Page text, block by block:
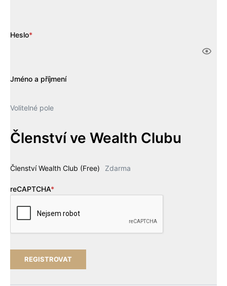
Heslo*
Jméno a příjmení
Volitelné pole
Členství ve Wealth Clubu
Členství Wealth Club (Free) Zdarma
reCAPTCHA*